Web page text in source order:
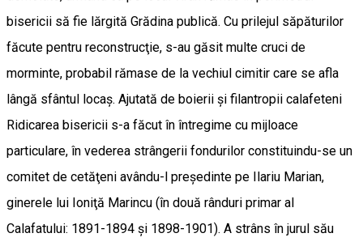
bisericii să fie lărgită Grădina publică. Cu prilejul săpăturilor
făcute pentru reconstrucţie, s-au găsit multe cruci de
morminte, probabil rămase de la vechiul cimitir care se afla
lângă sfântul locaş. Ajutată de boierii şi filantropii calafeteni
Ridicarea bisericii s-a făcut în întregime cu mijloace
particulare, în vederea strângerii fondurilor constituindu-se un
comitet de cetăţeni avându-l preşedinte pe Ilariu Marian,
ginerele lui Ioniţă Marincu (în două rânduri primar al
Calafatului: 1891-1894 şi 1898-1901). A strâns în jurul său